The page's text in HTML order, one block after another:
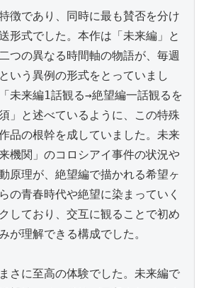
徴であり、同時に最も賛否を分け
形式でした。本作は「未来編」と
つの異なる時間軸の物語が、毎週
いう異例の形式をとっていまし
未来編1話観る→絶望編一話観るを
」と述べているように、この特殊
品の根幹を成していました。未来
機関」のコロシアイ事件の状況や
原理が、絶望編で描かれる希望ヶ
の青春時代や絶望に染まっていく
しており、交互に観ることで初め
が理解できる構成でした。
さに至高の体験でした。未来編で